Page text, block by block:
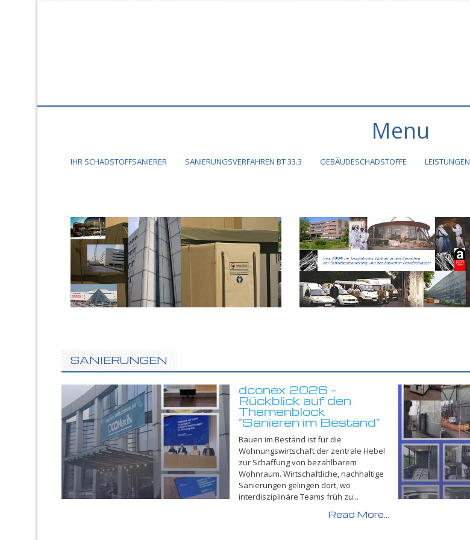
Menu
IHR SCHADSTOFFSANIERER SANIERUNGSVERFAHREN BT 33.3 GEBÄUDESCHADSTOFFE LEISTUNGEN
SANIERUNGEN
dconex 2026 –
Rückblick auf den
Themenblock
“Sanieren im Bestand”
Bauen im Bestand ist für die
Wohnungswirtschaft der zentrale Hebel
zur Schaffung von bezahlbarem
Wohnraum. Wirtschaftliche, nachhaltige
Sanierungen gelingen dort, wo
interdisziplinäre Teams früh zu...
Read More...